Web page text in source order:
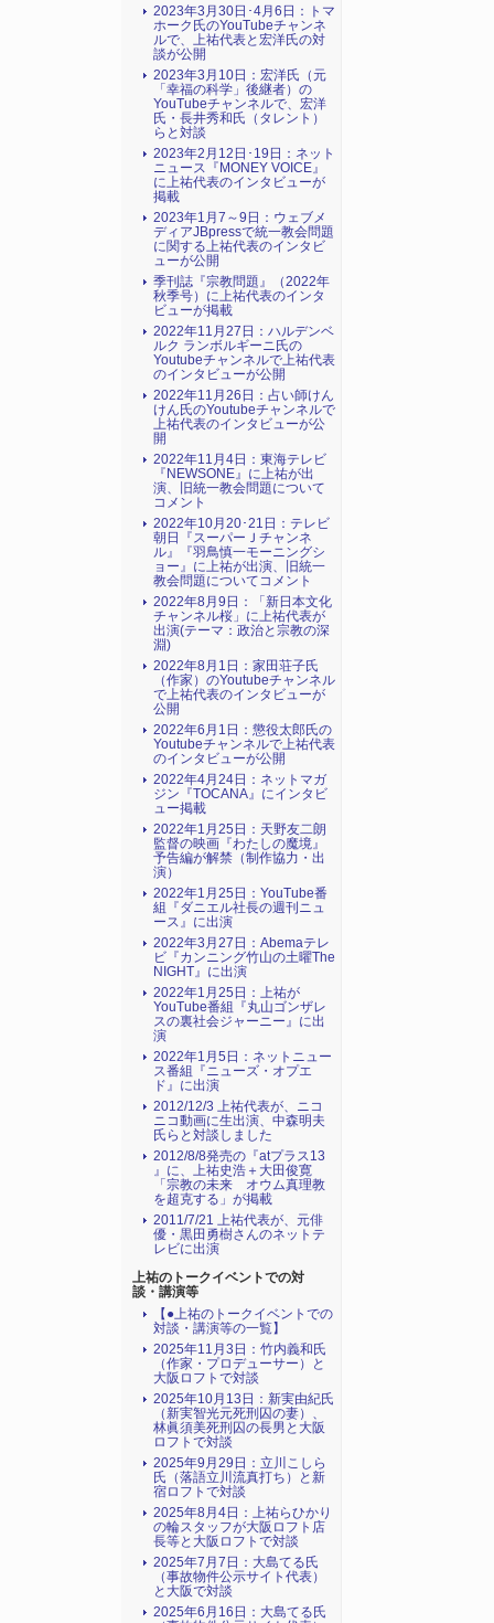
2023年3月30日･4月6日：トマ
ホーク氏のYouTubeチャンネ
ルで、上祐代表と宏洋氏の対
談が公開
2023年3月10日：宏洋氏（元
「幸福の科学」後継者）の
YouTubeチャンネルで、宏洋
氏・長井秀和氏（タレント）
らと対談
2023年2月12日･19日：ネット
ニュース『MONEY VOICE』
に上祐代表のインタビューが
掲載
2023年1月7～9日：ウェブメ
ディアJBpressで統一教会問題
に関する上祐代表のインタビ
ューが公開
季刊誌『宗教問題』（2022年
秋季号）に上祐代表のインタ
ビューが掲載
2022年11月27日：ハルデンベ
ルク ランボルギーニ氏の
Youtubeチャンネルで上祐代表
のインタビューが公開
2022年11月26日：占い師けん
けん氏のYoutubeチャンネルで
上祐代表のインタビューが公
開
2022年11月4日：東海テレビ
『NEWSONE』に上祐が出
演、旧統一教会問題について
コメント
2022年10月20･21日：テレビ
朝日『スーパーＪチャンネ
ル』『羽鳥慎一モーニングシ
ョー』に上祐が出演、旧統一
教会問題についてコメント
2022年8月9日：「新日本文化
チャンネル桜」に上祐代表が
出演(テーマ：政治と宗教の深
淵)
2022年8月1日：家田荘子氏
（作家）のYoutubeチャンネル
で上祐代表のインタビューが
公開
2022年6月1日：懲役太郎氏の
Youtubeチャンネルで上祐代表
のインタビューが公開
2022年4月24日：ネットマガ
ジン『TOCANA』にインタビ
ュー掲載
2022年1月25日：天野友二朗
監督の映画『わたしの魔境』
予告編が解禁（制作協力・出
演）
2022年1月25日：YouTube番
組『ダニエル社長の週刊ニュ
ース』に出演
2022年3月27日：Abemaテレ
ビ『カンニング竹山の土曜The
NIGHT』に出演
2022年1月25日：上祐が
YouTube番組『丸山ゴンザレ
スの裏社会ジャーニー』に出
演
2022年1月5日：ネットニュー
ス番組『ニューズ・オプエ
ド』に出演
2012/12/3 上祐代表が、ニコ
ニコ動画に生出演、中森明夫
氏らと対談しました
2012/8/8発売の『atプラス13
』に、上祐史浩＋大田俊寛
「宗教の未来 オウム真理教
を超克する」が掲載
2011/7/21 上祐代表が、元俳
優・黒田勇樹さんのネットテ
レビに出演
上祐のトークイベントでの対
談・講演等
【●上祐のトークイベントでの
対談・講演等の一覧】
2025年11月3日：竹内義和氏
（作家・プロデューサー）と
大阪ロフトで対談
2025年10月13日：新実由紀氏
（新実智光元死刑囚の妻）、
林眞須美死刑囚の長男と大阪
ロフトで対談
2025年9月29日：立川こしら
氏（落語立川流真打ち）と新
宿ロフトで対談
2025年8月4日：上祐らひかり
の輪スタッフが大阪ロフト店
長等と大阪ロフトで対談
2025年7月7日：大島てる氏
（事故物件公示サイト代表）
と大阪で対談
2025年6月16日：大島てる氏